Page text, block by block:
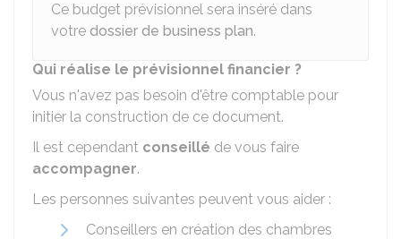
Ce budget prévisionnel sera inséré dans
votre dossier de business plan.
Qui réalise le prévisionnel financier ?
Vous n'avez pas besoin d'être comptable pour
initier la construction de ce document.
Il est cependant conseillé de vous faire
accompagner.
Les personnes suivantes peuvent vous aider :
Conseillers en création des chambres